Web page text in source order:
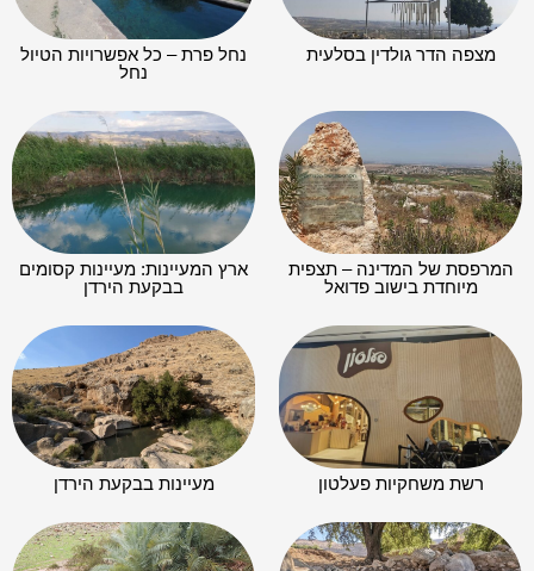
מצפה הדר גולדין בסלעית
נחל פרת – כל אפשרויות הטיול
נחל
המרפסת של המדינה – תצפית
מיוחדת בישוב פדואל
ארץ המעיינות: מעיינות קסומים
בבקעת הירדן
רשת משחקיות פעלטון מעיינות בבקעת הירדן